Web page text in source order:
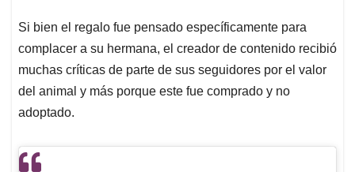
Si bien el regalo fue pensado específicamente para
complacer a su hermana, el creador de contenido recibió
muchas críticas de parte de sus seguidores por el valor
del animal y más porque este fue comprado y no
adoptado.